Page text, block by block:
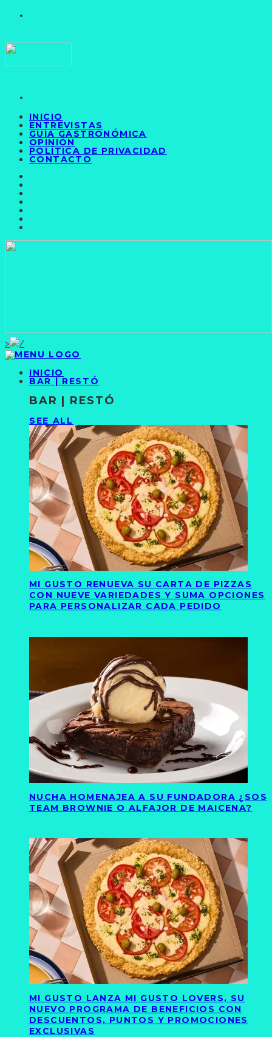
INICIO
ENTREVISTAS
GUÍA GASTRONÓMICA
OPINIÓN
POLÍTICA DE PRIVACIDAD
CONTACTO
>
INICIO
BAR | RESTÓ
BAR | RESTÓ
SEE ALL
MI GUSTO RENUEVA SU CARTA DE PIZZAS
CON NUEVE VARIEDADES Y SUMA OPCIONES
PARA PERSONALIZAR CADA PEDIDO
NUCHA HOMENAJEA A SU FUNDADORA ¿SOS
TEAM BROWNIE O ALFAJOR DE MAICENA?
MI GUSTO LANZA MI GUSTO LOVERS, SU
NUEVO PROGRAMA DE BENEFICIOS CON
DESCUENTOS, PUNTOS Y PROMOCIONES
EXCLUSIVAS